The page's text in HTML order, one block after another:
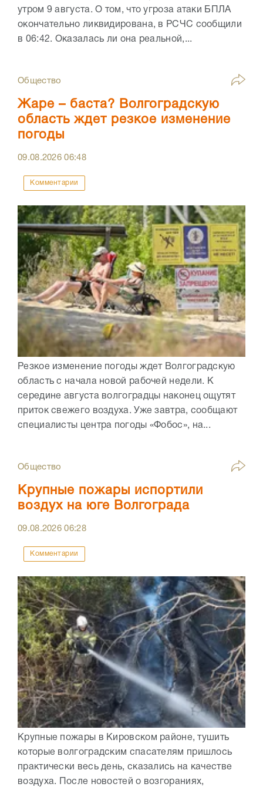
утром 9 августа. О том, что угроза атаки БПЛА
окончательно ликвидирована, в РСЧС сообщили
в 06:42. Оказалась ли она реальной,...
Общество
Жаре – баста? Волгоградскую
область ждет резкое изменение
погоды
09.08.202606:48
Комментарии
Резкое изменение погоды ждет Волгоградскую
область с начала новой рабочей недели. К
середине августа волгоградцы наконец ощутят
приток свежего воздуха. Уже завтра, сообщают
специалисты центра погоды «Фобос», на...
Общество
Крупные пожары испортили
воздух на юге Волгограда
09.08.202606:28
Комментарии
Крупные пожары в Кировском районе, тушить
которые волгоградским спасателям пришлось
практически весь день, сказались на качестве
воздуха. После новостей о возгораниях,